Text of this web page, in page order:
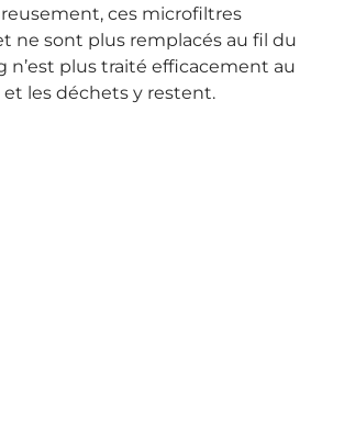
ces microfiltres
ne sont plus remplacés au fil du
n’est plus traité efficacement au
les déchets y restent.